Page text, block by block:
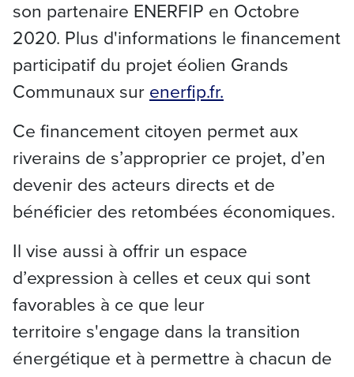
son partenaire ENERFIP en Octobre
2020. Plus d'informations le financement
participatif du projet éolien Grands
Communaux sur enerfip.fr.
Ce financement citoyen permet aux
riverains de s’approprier ce projet, d’en
devenir des acteurs directs et de
bénéficier des retombées économiques.
Il vise aussi à offrir un espace
d’expression à celles et ceux qui sont
favorables à ce que leur
territoire s'engage dans la transition
énergétique et à permettre à chacun de